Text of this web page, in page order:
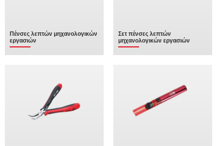
Πένσες λεπτών μηχανολογικών
εργασιών
Σετ πένσες λεπτών
μηχανολογικών εργασιών